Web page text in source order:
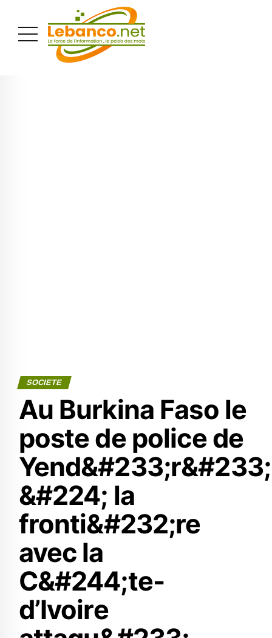
SOCIETE
Au Burkina Faso le
poste de police de
Yend&#233;r&#233;
&#224; la
fronti&#232;re
avec la
C&#244;te-
d’Ivoire